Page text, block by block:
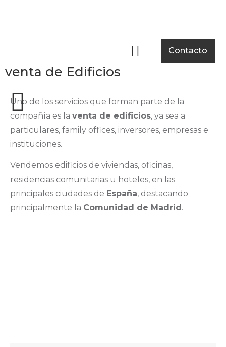
Contacto
venta de Edificios
Uno de los servicios que forman parte de la
compañía es la venta de edificios, ya sea a
particulares, family offices, inversores, empresas e
instituciones.
Vendemos edificios de viviendas, oficinas,
residencias comunitarias u hoteles, en las
principales ciudades de España, destacando
principalmente la Comunidad de Madrid.